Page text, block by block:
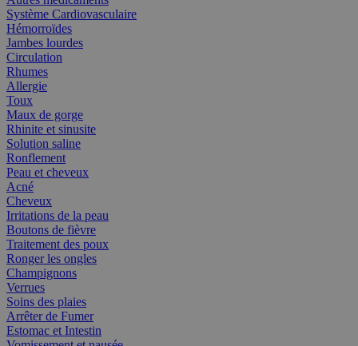
Système Cardiovasculaire
Hémorroïdes
Jambes lourdes
Circulation
Rhumes
Allergie
Toux
Maux de gorge
Rhinite et sinusite
Solution saline
Ronflement
Peau et cheveux
Acné
Cheveux
Irritations de la peau
Boutons de fièvre
Traitement des poux
Ronger les ongles
Champignons
Verrues
Soins des plaies
Arrêter de Fumer
Estomac et Intestin